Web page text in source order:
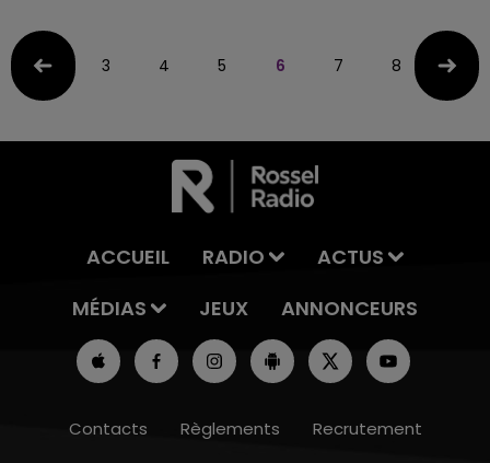
3 4 5 6 7 8 9
ACCUEIL RADIO
ACTUS
MÉDIAS
JEUX ANNONCEURS
Contacts Règlements Recrutement